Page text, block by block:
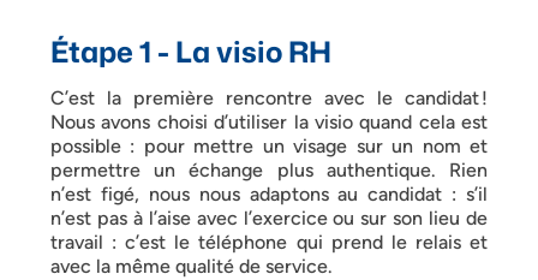
Étape 1 - La visio RH
C’est la première rencontre avec le candidat !
Nous avons choisi d’utiliser la visio quand cela est
possible : pour mettre un visage sur un nom et
permettre un échange plus authentique. Rien
n’est figé, nous nous adaptons au candidat : s’il
n’est pas à l’aise avec l’exercice ou sur son lieu de
travail : c’est le téléphone qui prend le relais et
avec la même qualité de service.